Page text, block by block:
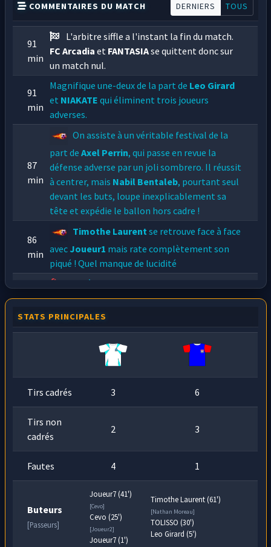
COMMENTAIRES DU MATCH DERNIERS TOUS
91
min
L'arbitre siffle a l'instant la fin du match.
FC Arcadia et FANTASIAse quittent donc sur
un match nul.
91
min
Magnifique une-deux de la part de Leo Girard
et NIAKATE qui éliminent trois joueurs
adverses.
87
min
On assiste à un véritable festival de la
part deAxel Perrin, qui passe en revue la
défense adverse par un joli sombrero. Il réussit
à centrer, mais Nabil Bentaleb, pourtant seul
devant les buts, loupe inexplicablement sa
tête et expédie le ballon hors cadre !
86
min
Timothe Laurent se retrouve face à face
avec Joueur1 mais rate complètement son
piqué ! Quel manque de lucidité
min
Suite à ce violent tacle,
la jambe, il est obligé de sortir sur civière.
84
Joueur8
tacleAxel Perrinpar derrière, les deux pieds
STATS PRINCIPALES
Tirs cadrés 3 6
Tirs non
cadrés
2 3
Fautes 4 1
Buteurs
[Passeurs]
Joueur7 (41')
[Cevo]
Cevo (25')
[Joueur2]
Joueur7 (1')
Timothe Laurent (61')
[Nathan Moreau]
TOLISSO (30')
Leo Girard (5')